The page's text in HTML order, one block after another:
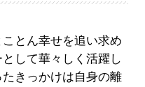
とん幸せを追い求め
して華々しく活躍し
きっかけは自身の離